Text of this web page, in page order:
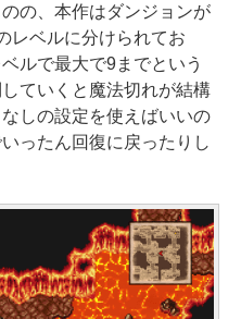
の、本作はダンジョンが
レベルに分けられてお
ルで最大で9までという
ていくと魔法切れが結構
しの設定を使えばいいの
ったん回復に戻ったりし